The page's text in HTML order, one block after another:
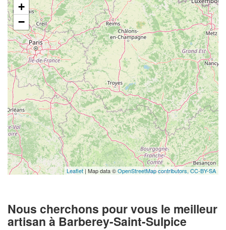
+
−
Leaflet | Map data ©OpenStreetMap contributors, CC-BY-SA
Nous cherchons pour vous le meilleur
artisan à Barberey-Saint-Sulpice